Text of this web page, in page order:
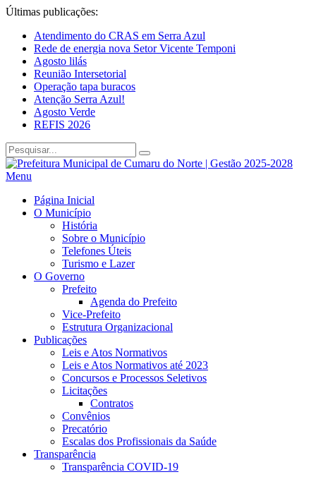
Últimas publicações:
Atendimento do CRAS em Serra Azul
Rede de energia nova Setor Vicente Temponi
Agosto lilás
Reunião Intersetorial
Operação tapa buracos
Atenção Serra Azul!
Agosto Verde
REFIS 2026
Menu
Página Inicial
O Município
História
Sobre o Município
Telefones Úteis
Turismo e Lazer
O Governo
Prefeito
Agenda do Prefeito
Vice-Prefeito
Estrutura Organizacional
Publicações
Leis e Atos Normativos
Leis e Atos Normativos até 2023
Concursos e Processos Seletivos
Licitações
Contratos
Convênios
Precatório
Escalas dos Profissionais da Saúde
Transparência
Transparência COVID-19